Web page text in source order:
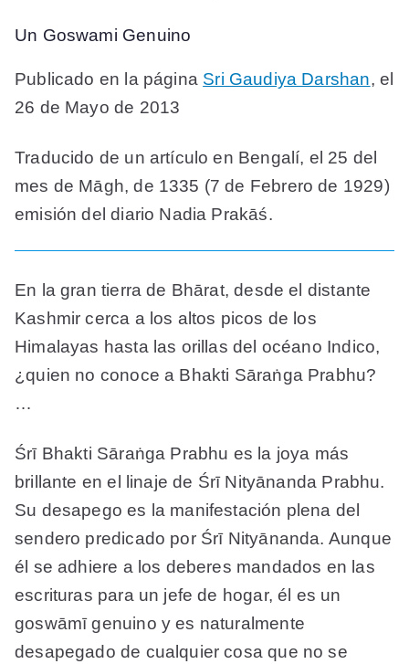
Un Goswami Genuino
Publicado en la página Sri Gaudiya Darshan, el
26 de Mayo de 2013
Traducido de un artículo en Bengalí, el 25 del
mes de Māgh, de 1335 (7 de Febrero de 1929)
emisión del diario Nadia Prakāś.
En la gran tierra de Bhārat, desde el distante
Kashmir cerca a los altos picos de los
Himalayas hasta las orillas del océano Indico,
¿quien no conoce a Bhakti Sāraṅga Prabhu?
…
Śrī Bhakti Sāraṅga Prabhu es la joya más
brillante en el linaje de Śrī Nityānanda Prabhu.
Su desapego es la manifestación plena del
sendero predicado por Śrī Nityānanda. Aunque
él se adhiere a los deberes mandados en las
escrituras para un jefe de hogar, él es un
goswāmī genuino y es naturalmente
desapegado de cualquier cosa que no se